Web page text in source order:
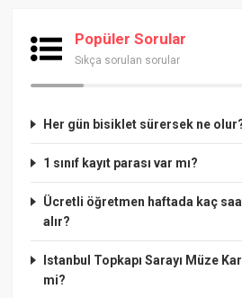
Popüler Sorular
Sıkça sorulan sorular
Her gün bisiklet sürersek ne
1 sınıf kayıt parası var mı?
Ücretli öğretmen haftada kaç
alır?
Istanbul Topkapı Sarayı Müze
mi?